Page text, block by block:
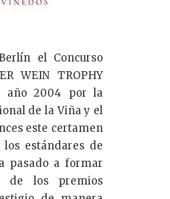
el Concurso
WEIN TROPHY
año 2004 por la
de la Viña y el
este certamen
estándares de
pasado a formar
los premios